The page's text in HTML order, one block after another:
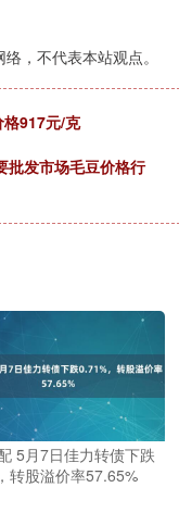
，不代表本站观点。
917元/克
批发市场毛豆价格行
5月7日佳力转债下跌
转股溢价率57.65%